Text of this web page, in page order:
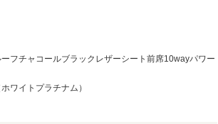
フチャコールブラックレザーシート前席10wayパワー
ワイトプラチナム）